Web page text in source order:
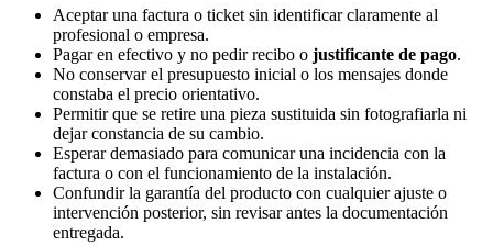
Aceptar una factura o ticket sin identificar claramente al
profesional o empresa.
Pagar en efectivo y no pedir recibo o justificante de pago.
No conservar el presupuesto inicial o los mensajes donde
constaba el precio orientativo.
Permitir que se retire una pieza sustituida sin fotografiarla ni
dejar constancia de su cambio.
Esperar demasiado para comunicar una incidencia con la
factura o con el funcionamiento de la instalación.
Confundir la garantía del producto con cualquier ajuste o
intervención posterior, sin revisar antes la documentación
entregada.